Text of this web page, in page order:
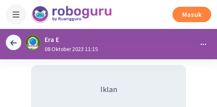
Masuk
Era E
08 Oktober 2023 11:15
Iklan